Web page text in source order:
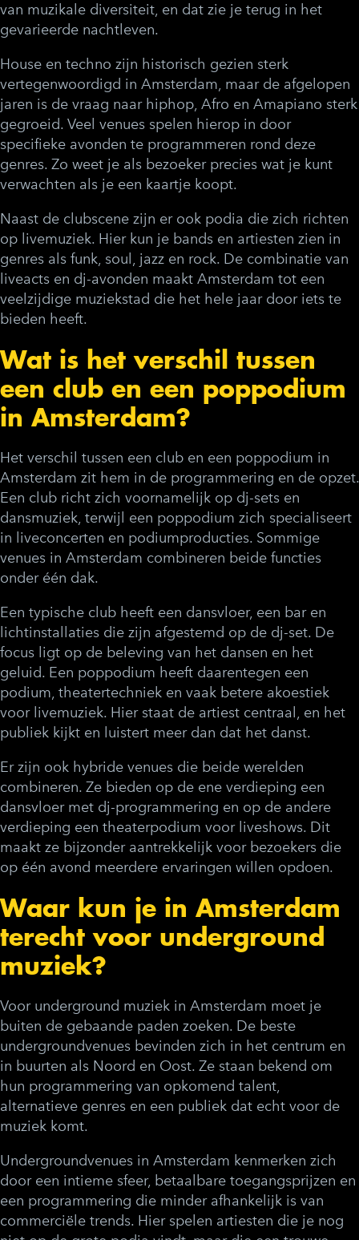
van muzikale diversiteit, en dat zie je terug in het
gevarieerde nachtleven.
House en techno zijn historisch gezien sterk
vertegenwoordigd in Amsterdam, maar de afgelopen
jaren is de vraag naar hiphop, Afro en Amapiano sterk
gegroeid. Veel venues spelen hierop in door
specifieke avonden te programmeren rond deze
genres. Zo weet je als bezoeker precies wat je kunt
verwachten als je een kaartje koopt.
Naast de clubscene zijn er ook podia die zich richten
op livemuziek. Hier kun je bands en artiesten zien in
genres als funk, soul, jazz en rock. De combinatie van
liveacts en dj-avonden maakt Amsterdam tot een
veelzijdige muziekstad die het hele jaar door iets te
bieden heeft.
Wat is het verschil tussen
een club en een poppodium
in Amsterdam?
Het verschil tussen een club en een poppodium in
Amsterdam zit hem in de programmering en de opzet.
Een club richt zich voornamelijk op dj-sets en
dansmuziek, terwijl een poppodium zich specialiseert
in liveconcerten en podiumproducties. Sommige
venues in Amsterdam combineren beide functies
onder één dak.
Een typische club heeft een dansvloer, een bar en
lichtinstallaties die zijn afgestemd op de dj-set. De
focus ligt op de beleving van het dansen en het
geluid. Een poppodium heeft daarentegen een
podium, theatertechniek en vaak betere akoestiek
voor livemuziek. Hier staat de artiest centraal, en het
publiek kijkt en luistert meer dan dat het danst.
Er zijn ook hybride venues die beide werelden
combineren. Ze bieden op de ene verdieping een
dansvloer met dj-programmering en op de andere
verdieping een theaterpodium voor liveshows. Dit
maakt ze bijzonder aantrekkelijk voor bezoekers die
op één avond meerdere ervaringen willen opdoen.
Waar kun je in Amsterdam
terecht voor underground
muziek?
Voor underground muziek in Amsterdam moet je
buiten de gebaande paden zoeken. De beste
undergroundvenues bevinden zich in het centrum en
in buurten als Noord en Oost. Ze staan bekend om
hun programmering van opkomend talent,
alternatieve genres en een publiek dat echt voor de
muziek komt.
Undergroundvenues in Amsterdam kenmerken zich
door een intieme sfeer, betaalbare toegangsprijzen en
een programmering die minder afhankelijk is van
commerciële trends. Hier spelen artiesten die je nog